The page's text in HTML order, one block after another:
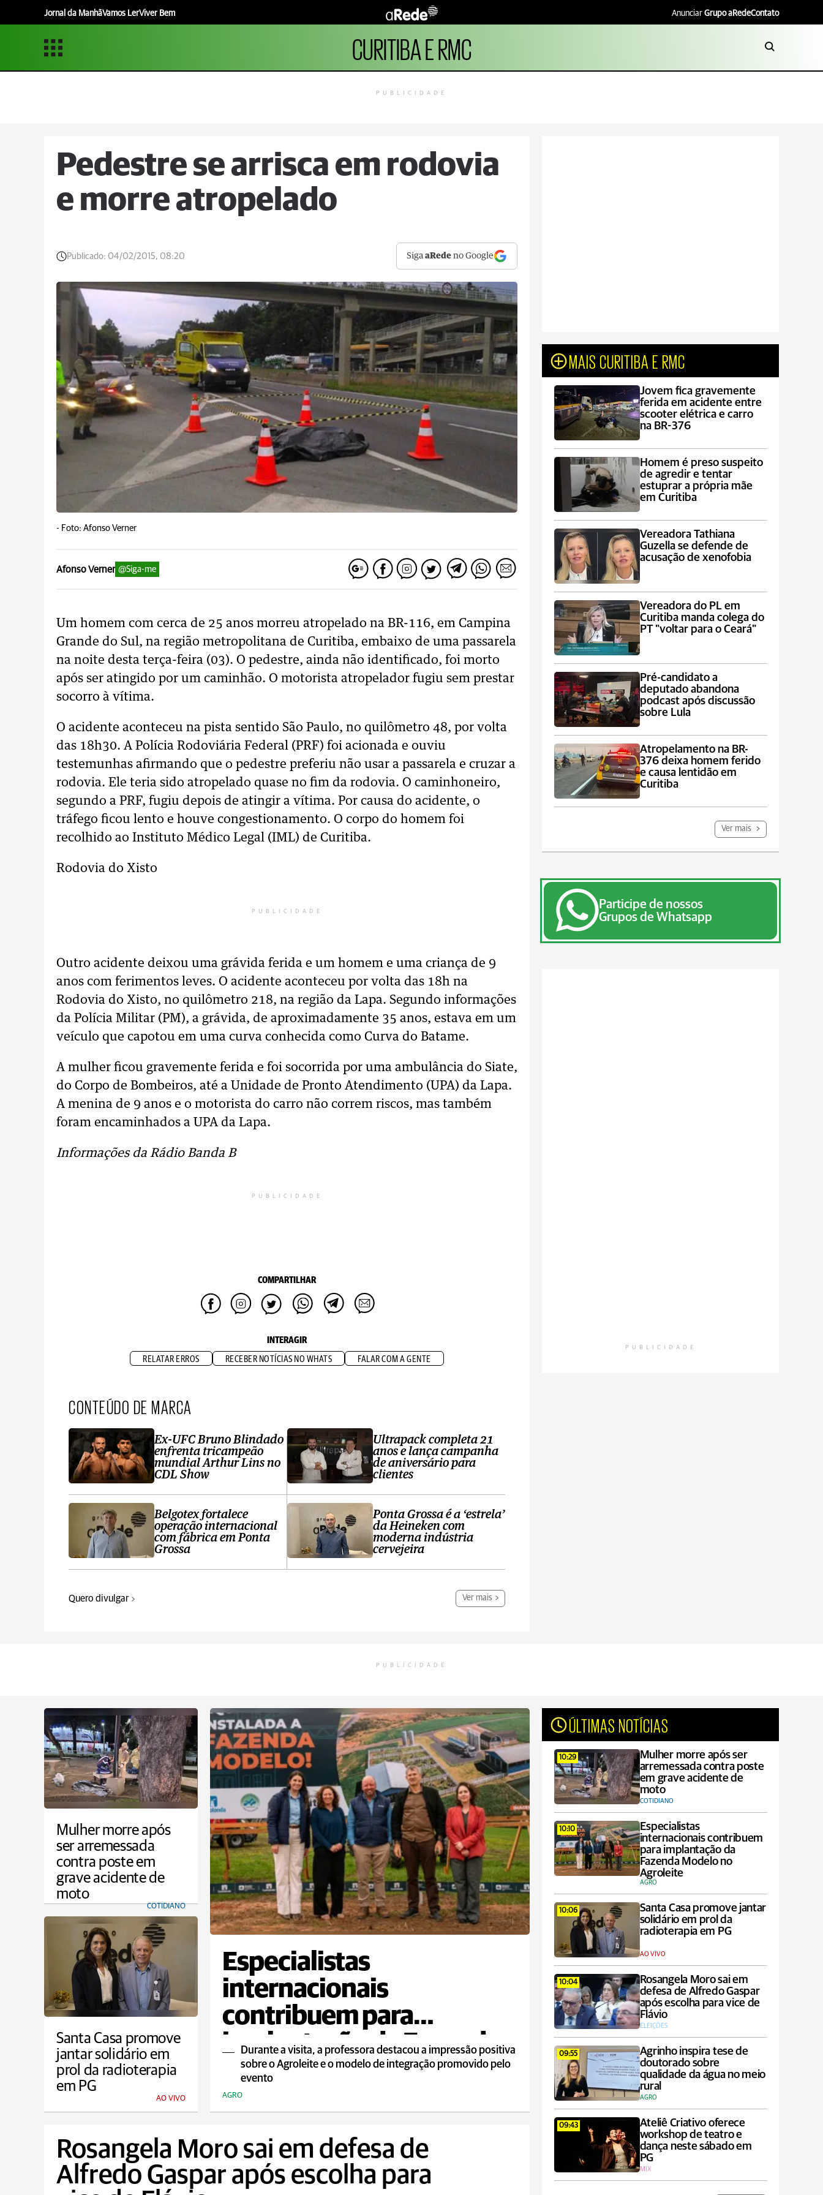
Jornal da ManhãVamos LerViver Bem Anunciar Grupo aRedeContato
CURITIBA E RMC
PUBLICIDADE
Pedestre se arrisca em rodovia
e morre atropelado
Publicado: 04/02/2015, 08:20 SigaaRede no Google
- Foto: Afonso Verner
Afonso Verner @Siga-me
Um homem com cerca de 25 anos morreu atropelado na BR-116, em Campina
Grande do Sul, na região metropolitana de Curitiba, embaixo de uma passarela
na noite desta terça-feira (03). O pedestre, ainda não identificado, foi morto
após ser atingido por um caminhão. O motorista atropelador fugiu sem prestar
socorro à vítima.
O acidente aconteceu na pista sentido São Paulo, no quilômetro 48, por volta
das 18h30. A Polícia Rodoviária Federal (PRF) foi acionada e ouviu
testemunhas afirmando que o pedestre preferiu não usar a passarela e cruzar a
rodovia. Ele teria sido atropelado quase no fim da rodovia. O caminhoneiro,
segundo a PRF, fugiu depois de atingir a vítima. Por causa do acidente, o
tráfego ficou lento e houve congestionamento. O corpo do homem foi
recolhido ao Instituto Médico Legal (IML) de Curitiba.
Rodovia do Xisto
PUBLICIDADE
Outro acidente deixou uma grávida ferida e um homem e uma criança de 9
anos com ferimentos leves. O acidente aconteceu por volta das 18h na
Rodovia do Xisto, no quilômetro 218, na região da Lapa. Segundo informações
da Polícia Militar (PM), a grávida, de aproximadamente 35 anos, estava em um
veículo que capotou em uma curva conhecida como Curva do Batame.
A mulher ficou gravemente ferida e foi socorrida por uma ambulância do Siate,
do Corpo de Bombeiros, até a Unidade de Pronto Atendimento (UPA) da Lapa.
A menina de 9 anos e o motorista do carro não correm riscos, mas também
foram encaminhados a UPA da Lapa.
Informações da Rádio Banda B
PUBLICIDADE
COMPARTILHAR
INTERAGIR
RELATAR ERROS RECEBER NOTÍCIAS NO WHATS FALAR COM A GENTE
CONTEÚDO DE MARCA
Ex-UFC Bruno Blindado
enfrenta tricampeão
mundial Arthur Lins no
CDL Show
Belgotex fortalece
operação internacional
com fábrica em Ponta
Grossa
Ultrapack completa 21
anos e lança campanha
de aniversário para
clientes
Ponta Grossa é a ‘estrela’
da Heineken com
moderna indústria
cervejeira
Quero divulgar Ver mais
MAIS CURITIBA E RMC
Jovem fica gravemente
ferida em acidente entre
scooter elétrica e carro
na BR-376
Homem é preso suspeito
de agredir e tentar
estuprar a própria mãe
em Curitiba
Vereadora Tathiana
Guzella se defende de
acusação de xenofobia
Vereadora do PL em
Curitiba manda colega do
PT "voltar para o Ceará"
Pré-candidato a
deputado abandona
podcast após discussão
sobre Lula
Atropelamento na BR-
376 deixa homem ferido
e causa lentidão em
Curitiba
Ver mais
Participe de nossos
Grupos de Whatsapp
PUBLICIDADE
PUBLICIDADE
Mulher morre após
ser arremessada
contra poste em
grave acidente de
moto
COTIDIANO
Especialistas
internacionais
contribuem para
implantação da Fazenda
Modelo no Agroleite
Durante a visita, a professora destacou a impressão positiva
sobre o Agroleite e o modelo de integração promovido pelo
evento
AGRO
ÚLTIMAS NOTÍCIAS
10:29
Mulher morre após ser
arremessada contra poste
em grave acidente de
moto
COTIDIANO
10:10
Especialistas
internacionais contribuem
para implantação da
Fazenda Modelo no
Agroleite
AGRO
10:06
Santa Casa promove jantar
solidário em prol da
radioterapia em PG
AO VIVO
10:04
Rosangela Moro sai em
defesa de Alfredo Gaspar
após escolha para vice de
Flávio
ELEIÇÕES
09:55
Agrinho inspira tese de
doutorado sobre
qualidade da água no meio
rural
AGRO
09:43
Ateliê Criativo oferece
workshop de teatro e
dança neste sábado em
PG
MIX
Santa Casa promove
jantar solidário em
prol da radioterapia
em PG
AO VIVO
Rosangela Moro sai em defesa de
Alfredo Gaspar após escolha para